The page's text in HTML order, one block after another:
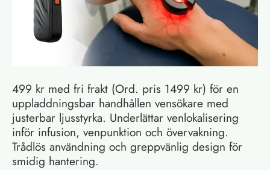
499 kr med fri frakt (Ord. pris 1499 kr) för en
uppladdningsbar handhållen vensökare med
justerbar ljusstyrka. Underlättar venlokalisering
inför infusion, venpunktion och övervakning.
Trådlös användning och greppvänlig design för
smidig hantering.